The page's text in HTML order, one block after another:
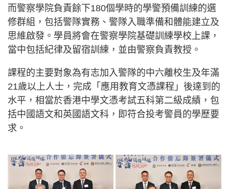
而警察學院負責餘下180個學時的學警預備訓練的選
修群組，包括警隊實務、警隊入職準備和體能建立及
思維啟發。學員將會在警察學院基礎訓練學校上課，
當中包括紀律及留宿訓練，並由警察負責教授。
課程的主要對象為有志加入警隊的中六離校生及年滿
21歲以上人士，完成「應用教育文憑課程」後達到的
水平，相當於香港中學文憑考試五科第二級成績，包
括中國語文和英國語文科，即符合投考警員的學歷要
求。